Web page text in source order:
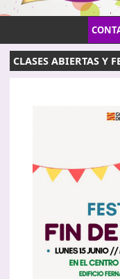
CLASES ABIERTAS Y